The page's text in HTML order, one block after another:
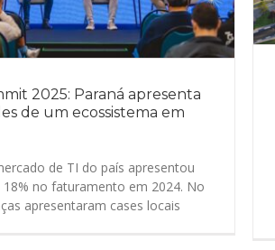
2025: Paraná apresenta
de um ecossistema em
de TI do país apresentou
no faturamento em 2024. No
apresentaram cases locais